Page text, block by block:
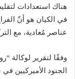
هناك استعدادات
في الكيان هو أنّ
عناصر مُعادية، مع
وفقًا لتقرير لوكالة
الجنود الأميركيين